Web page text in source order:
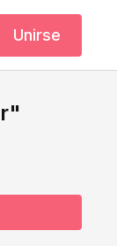
Unirse